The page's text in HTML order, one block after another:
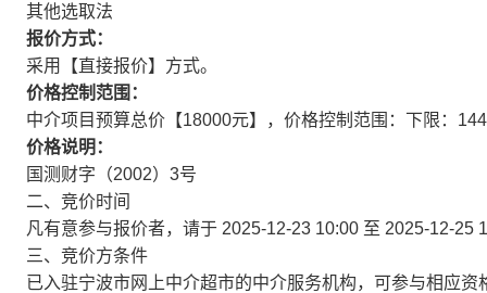
其他选取法
报价方式：
采用【直接报价】方式。
价格控制范围：
中介项目预算总价【18000元】，价格控制范围：下限：
价格说明：
国测财字（2002）3号
二、竞价时间
凡有意参与报价者，请于 2025-12-23 10:00 至 2025-12-25
三、竞价方条件
已入驻宁波市网上中介超市的中介服务机构，可参与相应